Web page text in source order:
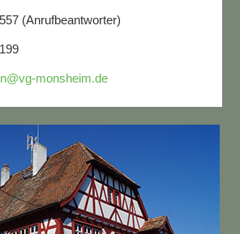
(Anrufbeantworter)
monsheim.de